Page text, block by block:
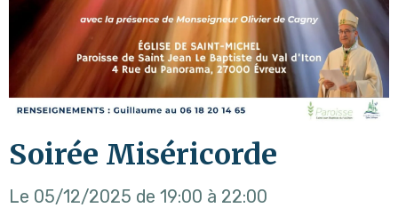
Soirée Miséricorde
Le 05/12/2025 de 19:00 à 22:00